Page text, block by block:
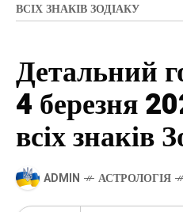
ВСІХ ЗНАКІВ ЗОДІАКУ
Детальний
4 березня
всіх знаків
ADMIN АСТРОЛОГІЯ